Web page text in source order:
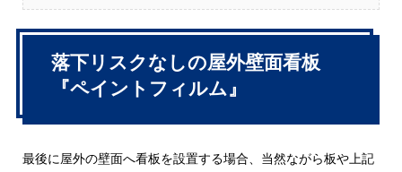
落下リスクなしの屋外壁面看板
『ペイントフィルム』
最後に屋外の壁面へ看板を設置する場合、当然ながら板や上記